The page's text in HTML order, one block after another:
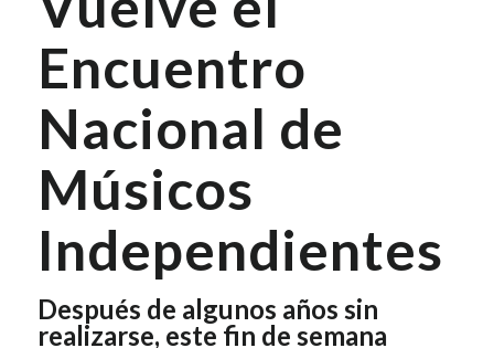
Encuentro
Nacional de
Músicos
Independientes
Después de algunos años sin
realizarse, este fin de semana